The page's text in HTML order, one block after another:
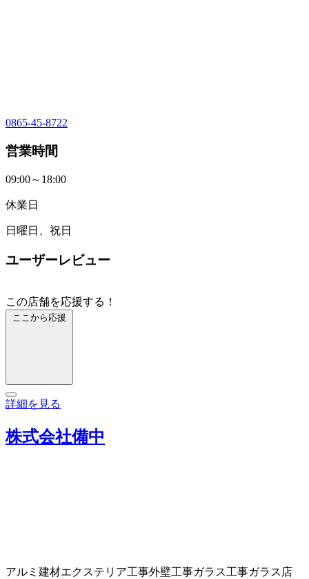
0865-45-8722
営業時間
09:00～18:00
休業日
日曜日、祝日
ユーザーレビュー
この店舗を応援する！
ここから応援
詳細を見る
株式会社備中
アルミ建材エクステリア工事外壁工事ガラス工事ガラス店